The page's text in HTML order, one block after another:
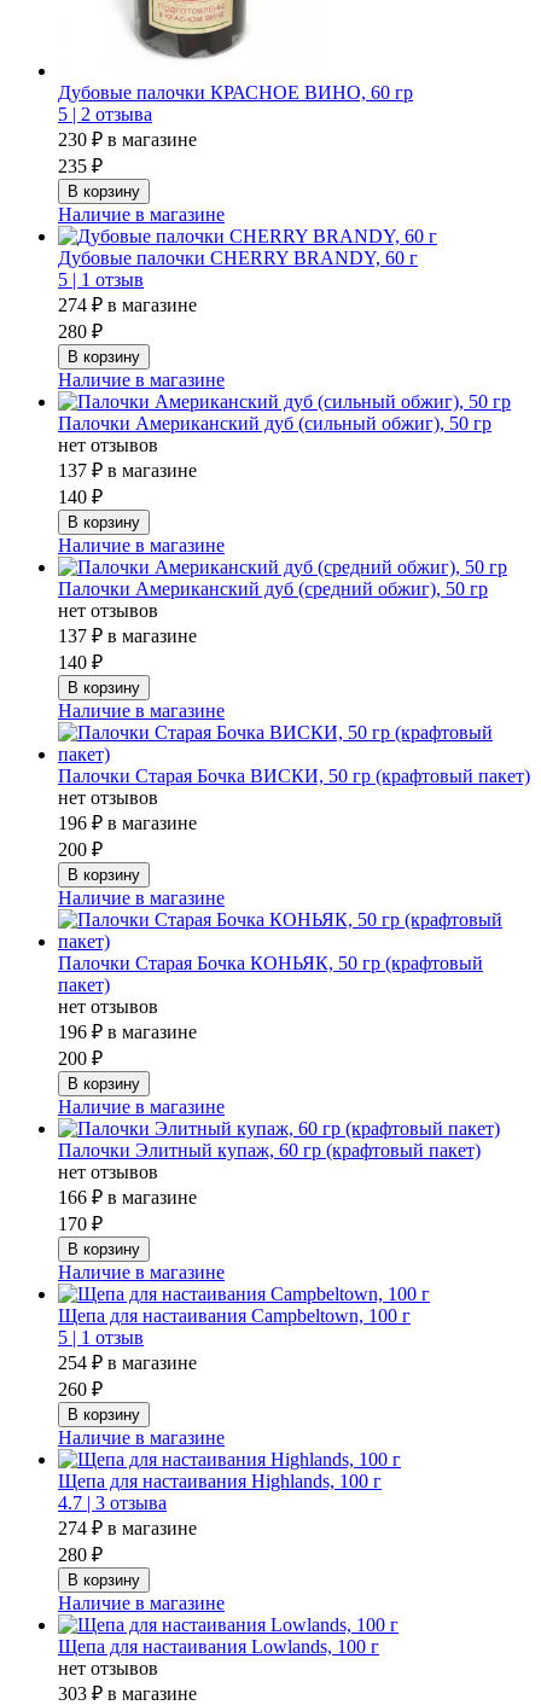
Дубовые палочки КРАСНОЕ ВИНО, 60 гр
5 | 2 отзыва
230 ₽ в магазине
235 ₽
Наличие в магазине
Дубовые палочки CHERRY BRANDY, 60 г
5 | 1 отзыв
274 ₽ в магазине
280 ₽
Наличие в магазине
Палочки Американский дуб (сильный обжиг), 50 гр
нет отзывов
137 ₽ в магазине
140 ₽
Наличие в магазине
Палочки Американский дуб (средний обжиг), 50 гр
нет отзывов
137 ₽ в магазине
140 ₽
Наличие в магазине
Палочки Старая Бочка ВИСКИ, 50 гр (крафтовый пакет)
нет отзывов
196 ₽ в магазине
200 ₽
Наличие в магазине
Палочки Старая Бочка КОНЬЯК, 50 гр (крафтовый
пакет)
нет отзывов
196 ₽ в магазине
200 ₽
Наличие в магазине
Палочки Элитный купаж, 60 гр (крафтовый пакет)
нет отзывов
166 ₽ в магазине
170 ₽
Наличие в магазине
Щепа для настаивания Campbeltown, 100 г
5 | 1 отзыв
254 ₽ в магазине
260 ₽
Наличие в магазине
Щепа для настаивания Highlands, 100 г
4.7 | 3 отзыва
274 ₽ в магазине
280 ₽
Наличие в магазине
Щепа для настаивания Lowlands, 100 г
нет отзывов
303 ₽ в магазине